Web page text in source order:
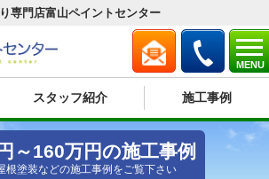
MENU
専門店富山ペイントセンター
スタッフ紹介 施工事例
～160万円の施工事例
根塗装などの施工事例をご覧下さい